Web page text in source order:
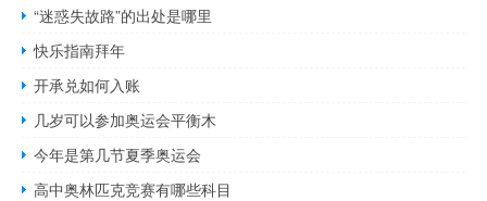
“迷惑失故路”的出处是哪里
快乐指南拜年
开承兑如何入账
几岁可以参加奥运会平衡木
今年是第几节夏季奥运会
高中奥林匹克竞赛有哪些科目